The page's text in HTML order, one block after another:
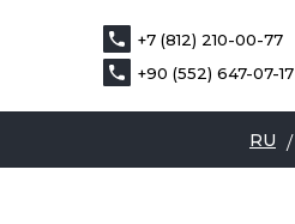
+7 (812) 210-00-77
+90 (552) 647-07-17
RU /